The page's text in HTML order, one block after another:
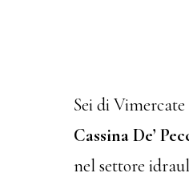
Sei di
Cassina De’
nel settore